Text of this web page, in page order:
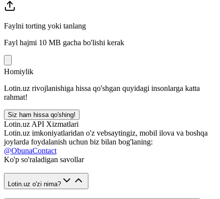
Faylni torting yoki tanlang
Fayl hajmi 10 MB gacha bo'lishi kerak
Homiylik
Lotin.uz rivojlanishiga hissa qo'shgan quyidagi insonlarga katta
rahmat!
Siz ham hissa qo'shing!
Lotin.uz API Xizmatlari
Lotin.uz imkoniyatlaridan o'z vebsaytingiz, mobil ilova va boshqa
joylarda foydalanish uchun biz bilan bog'laning:
@ObunaContact
Ko'p so'raladigan savollar
Lotin.uz o'zi nima?